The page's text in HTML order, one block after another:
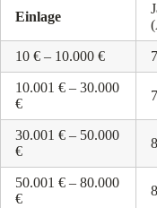
Einlage
10 € – 10.000 €
10.001 € – 30.000
€
30.001 € – 50.000
€
50.001 € – 80.000
€